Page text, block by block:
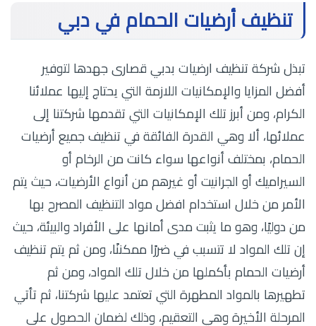
تنظيف أرضيات الحمام في دبي
تبذل شركة تنظيف ارضيات بدبي قصارى جهدها لتوفير
أفضل المزايا والإمكانيات اللازمة التي يحتاج إليها عملائنا
الكرام، ومن أبرز تلك الإمكانيات التي تقدمها شركتنا إلى
عملائها، ألا وهي القدرة الفائقة في تنظيف جميع أرضيات
الحمام، بمختلف أنواعها سواء كانت من الرخام أو
السيراميك أو الجرانيت أو غيرهم من أنواع الأرضيات، حيث يتم
الأمر من خلال استخدام افضل مواد التنظيف المصرح بها
من دوليًا، وهو ما يثبت مدى أمانها على الأفراد والبيئة، حيث
إن تلك المواد لا تتسبب في ضررًا ممكننًا، ومن ثم يتم تنظيف
أرضيات الحمام بأكملها من خلال تلك المواد، ومن ثم
تطهيرها بالمواد المطهرة التي تعتمد عليها شركتنا، ثم تأتي
المرحلة الأخيرة وهي التعقيم، وذلك لضمان الحصول على